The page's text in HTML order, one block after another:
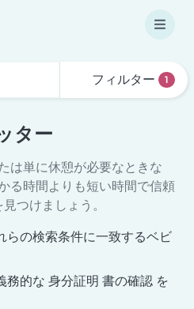
フィルター 1
ター
は単に休憩が必要なときな
る時間よりも短い時間で信頼
つけましょう。
らの検索条件に一致するベビ
務的な 身分証明 書の確認 を